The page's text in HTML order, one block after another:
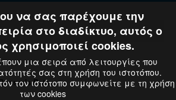
Data
να σας παρέχουμε την
στο διαδίκτυο, αυτός ο
χρησιμοποιεί cookies.
μια σειρά από λειτουργίες που
σας στη χρήση του ιστοτόπου.
τον ιστότοπο συμφωνείτε με τη χρήση
των cookies